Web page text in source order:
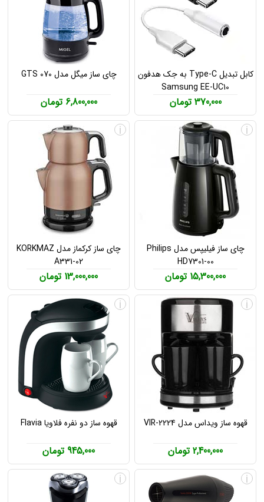
کابل تبدیل Type-C به جک هدفون
Samsung EE-UC10
370,000 تومان
چای ساز میگل مدل GTS 070
6,800,000 تومان
چای ساز فیلیپس مدل Philips
HD7301-00
15,300,000 تومان
i
چای ساز کرکماز مدل KORKMAZ
A331-02
13,000,000 تومان
i
قهوه ساز ویداس مدل VIR-2224
2,400,000 تومان
i
قهوه ساز دو نفره فلاویا Flavia
945,000 تومان
i
i
i